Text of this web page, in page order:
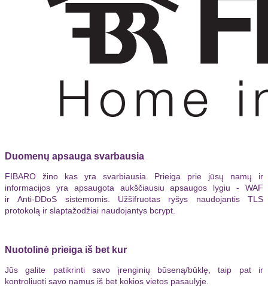
Duomenų apsauga svarbausia
FIBARO žino kas yra svarbiausia. Prieiga prie jūsų namų ir
informacijos yra apsaugota aukščiausiu apsaugos lygiu - WAF
ir Anti-DDoS sistemomis. Užšifruotas ryšys naudojantis TLS
protokolą ir slaptažodžiai naudojantys bcrypt.
Nuotolinė prieiga iš bet kur
Jūs galite patikrinti savo įrenginių būseną/būklę, taip pat ir
kontroliuoti savo namus iš bet kokios vietos pasaulyje.